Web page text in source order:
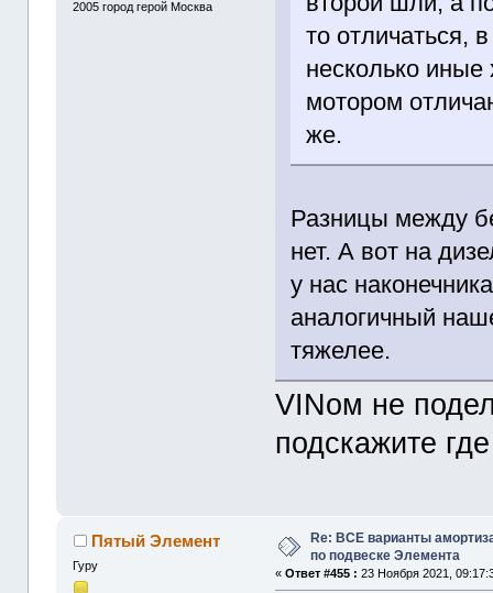
2005 город герой Москва
то отличаться,
несколько
мотором
же.
Разницы между
нет. А вот на
у нас
аналогичный
тяжелее.
VINом не
подскажите
Пятый Элемент
Гуру
Re: ВСЕ варианты
по подвеске Элемента
«Ответ #455 : 23 Ноября 2021,